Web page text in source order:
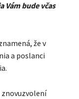
Vám bude včas
že v
a poslanci